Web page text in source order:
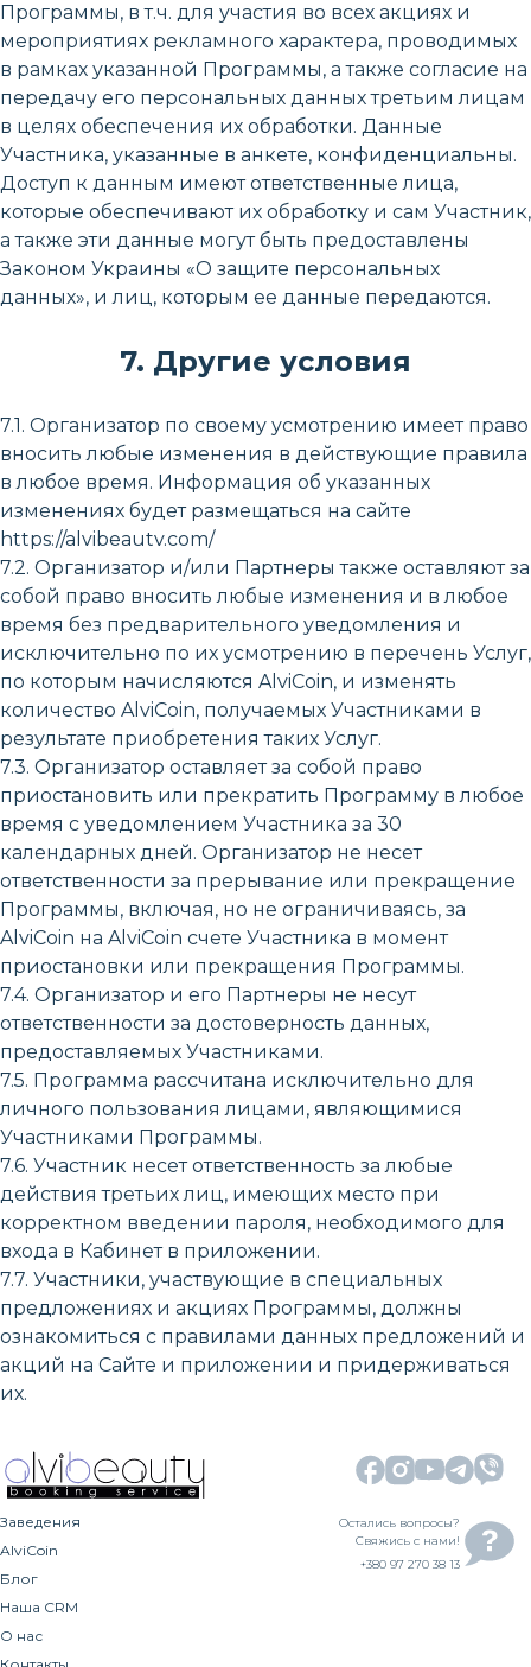
Программы, в т.ч. для участия во всех акциях и
мероприятиях рекламного характера, проводимых
в рамках указанной Программы, а также согласие на
передачу его персональных данных третьим лицам
в целях обеспечения их обработки. Данные
Участника, указанные в анкете, конфиденциальны.
Доступ к данным имеют ответственные лица,
которые обеспечивают их обработку и сам Участник,
а также эти данные могут быть предоставлены
Законом Украины «О защите персональных
данных», и лиц, которым ее данные передаются.
7. Другие условия
7.1. Организатор по своему усмотрению имеет право
вносить любые изменения в действующие правила
в любое время. Информация об указанных
изменениях будет размещаться на сайте
https://alvibeautv.com/
7.2. Организатор и/или Партнеры также оставляют за
собой право вносить любые изменения и в любое
время без предварительного уведомления и
исключительно по их усмотрению в перечень Услуг,
по которым начисляются AlviCoin, и изменять
количество AlviCoin, получаемых Участниками в
результате приобретения таких Услуг.
7.3. Организатор оставляет за собой право
приостановить или прекратить Программу в любое
время с уведомлением Участника за 30
календарных дней. Организатор не несет
ответственности за прерывание или прекращение
Программы, включая, но не ограничиваясь, за
AlviCoin на AlviCoin счете Участника в момент
приостановки или прекращения Программы.
7.4. Организатор и его Партнеры не несут
ответственности за достоверность данных,
предоставляемых Участниками.
7.5. Программа рассчитана исключительно для
личного пользования лицами, являющимися
Участниками Программы.
7.6. Участник несет ответственность за любые
действия третьих лиц, имеющих место при
корректном введении пароля, необходимого для
входа в Кабинет в приложении.
7.7. Участники, участвующие в специальных
предложениях и акциях Программы, должны
ознакомиться с правилами данных предложений и
акций на Сайте и приложении и придерживаться
их.
Заведения
AlviCoin
Блог
Наша CRM
О нас
Остались вопросы?
Свяжись с нами!
+380 97 270 38 13